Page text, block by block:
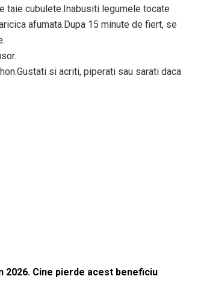
taie cubulete.Inabusiti legumele tocate
afumata.Dupa 15 minute de fiert, se
si acriti, piperati sau sarati daca
2026. Cine pierde acest beneficiu